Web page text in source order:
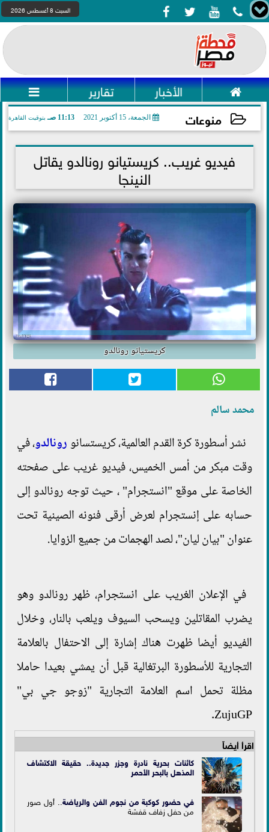
    السبت 8 أغسطس 2026
 الأخبار تقارير 
منوعات الجمعة، 15 أكتوبر 2021 11:13 صـ بتوقيت القاهرة
2021-10-15 11:13:43فيديو غريب.. كريستيانو رونالدو يقاتل
النينجا
كريستيانو رونالدو
محمد سالم
نشر أسطورة كرة القدم العالمية، كريستسانورونالدو، في
وقت مبكر من أمس الخميس، فيديو غريب على صفحته
الخاصة على موقع "انستجرام" ، حيث توجه رونالدو إلى
حسابه على إنستجرام لعرض أرقى فنونه الصينية تحت
عنوان "بيان ليان"، لصد الهجمات من جميع الزوايا.
في الإعلان الغريب على انستجرام، ظهر رونالدو وهو
يضرب المقاتلين ويسحب السيوف ويلعب بالنار، وخلال
الفيديو أيضا ظهرت هناك إشارة إلى الاحتفال بالعلامة
التجارية للأسطورة البرتغالية قبل أن يمشي بعيدا حاملا
مظلة تحمل اسم العلامة التجارية "زوجو جي بي"
ZujuGP.
اقرأ أيضاً
كائنات بحرية نادرة وجزر جديدة.. حقيقة الاكتشاف
المذهل بالبحر الأحمر
في حضور كوكبة من نجوم الفن والرياضة.. أول صور
من حفل زفاف قفشة